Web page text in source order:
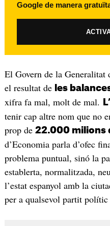
Google de manera
El Govern de la Generalitat
el resultat de les
xifra fa mal, molt de mal.
tenir cap altre nom que no
prop de 22.000 milions
d’Economia parla d’ofec
problema puntual, sinó la
establerta, normalitzada,
l’estat espanyol amb la
per a qualsevol partit polític